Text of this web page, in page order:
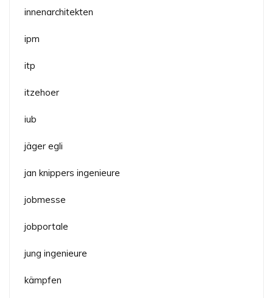
innenarchitekten
ipm
itp
itzehoer
iub
jäger egli
jan knippers ingenieure
jobmesse
jobportale
jung ingenieure
kämpfen